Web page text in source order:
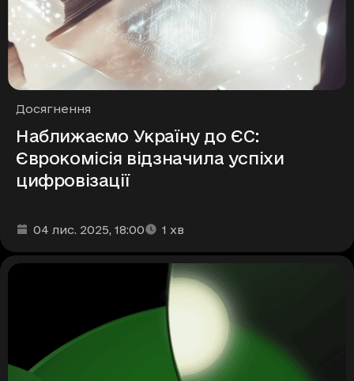
Рубрики
Досягнення
Наближаємо Україну до ЄС:
Єврокомісія відзначила успіхи
цифровізації
Дата та час публікації:
04 лис. 2025, 18:00
Час читання: 1 хв